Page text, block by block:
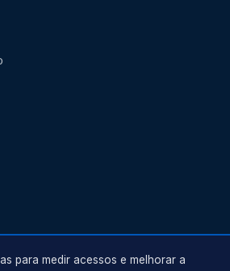
para medir acessos e melhorar a